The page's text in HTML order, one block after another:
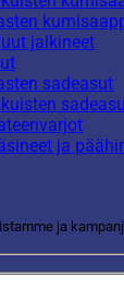
jalkineet
sadeasut
ja
ja